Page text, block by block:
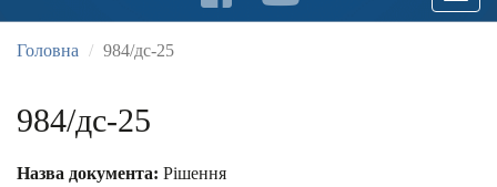
Головна 984/дс-25
984/дс-25
Назва документа: Рішення